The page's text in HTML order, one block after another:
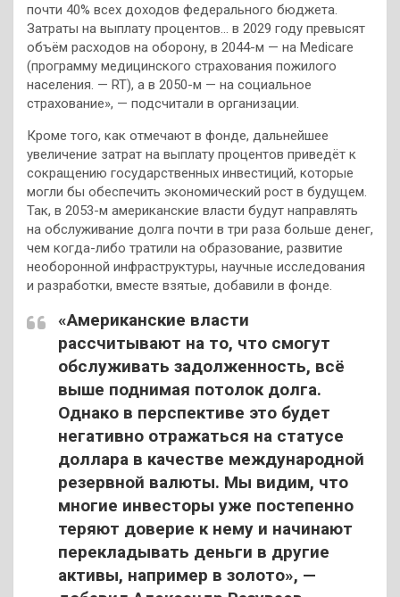
почти 40% всех доходов федерального бюджета.
Затраты на выплату процентов… в 2029 году превысят
объём расходов на оборону, в 2044-м — на Medicare
(программу медицинского страхования пожилого
населения. — RT), а в 2050-м — на социальное
страхование», — подсчитали в организации.
Кроме того, как отмечают в фонде, дальнейшее
увеличение затрат на выплату процентов приведёт к
сокращению государственных инвестиций, которые
могли бы обеспечить экономический рост в будущем.
Так, в 2053-м американские власти будут направлять
на обслуживание долга почти в три раза больше денег,
чем когда-либо тратили на образование, развитие
необоронной инфраструктуры, научные исследования
и разработки, вместе взятые, добавили в фонде.
«Американские власти
рассчитывают на то, что смогут
обслуживать задолженность, всё
выше поднимая потолок долга.
Однако в перспективе это будет
негативно отражаться на статусе
доллара в качестве международной
резервной валюты. Мы видим, что
многие инвесторы уже постепенно
теряют доверие к нему и начинают
перекладывать деньги в другие
активы, например в золото», —